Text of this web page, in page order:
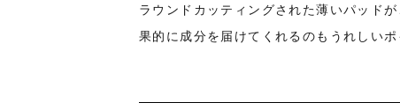
ラウンドカッティングされた薄いパッド
果的に成分を届けてくれるのもうれしいポ